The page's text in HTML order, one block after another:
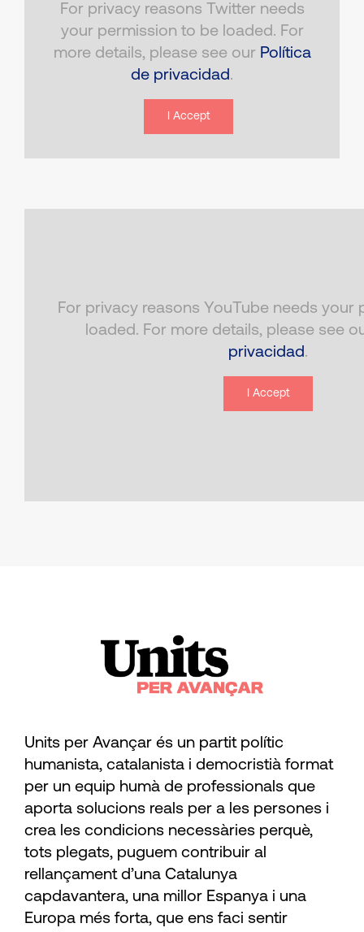
For privacy reasons Twitter needs
your permission to be loaded. For
more details, please see our Política
de privacidad.
I Accept
For privacy reasons YouTube needs your
loaded. For more details, please see
privacidad.
I Accept
Units per Avançar és un partit polític
humanista, catalanista i democristià format
per un equip humà de professionals que
aporta solucions reals per a les persones i
crea les condicions necessàries perquè,
tots plegats, puguem contribuir al
rellançament d’una Catalunya
capdavantera, una millor Espanya i una
Europa més forta, que ens faci sentir